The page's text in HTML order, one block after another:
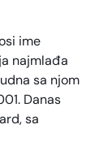
ime
najmlađa
sa njom
Danas
sa